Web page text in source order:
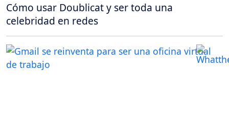
Cómo usar Doublicat y ser toda una
celebridad en redes